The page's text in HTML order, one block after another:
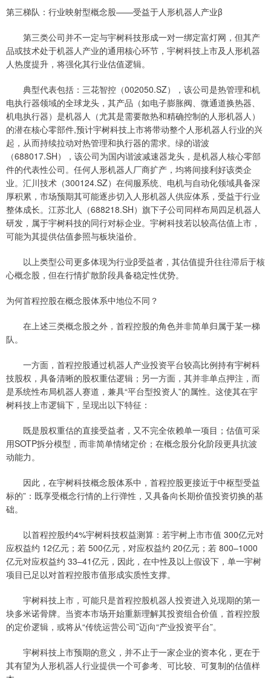
第三梯队：行业映射型概念股——受益于人形机器人产业β
第三类公司并不一定与宇树科技形成一对一绑定富灯网，但其产
品或技术处于机器人产业的通用核心环节，宇树科技上市及人形机器
人热度提升，将强化其行业估值逻辑。
典型代表包括：三花智控（002050.SZ），该公司是热管理和机
电执行器领域的全球龙头，其产品（如电子膨胀阀、微通道换热器、
机电执行器）是机器人（尤其是需要散热和精确控制的人形机器人）
的潜在核心零部件,预计宇树科技上市将带动整个人形机器人行业的兴
起，从而持续拉动对热管理和执行器的需求。绿的谐波
（688017.SH），该公司为国内谐波减速器龙头，是机器人核心零部
件的代表性公司。任何人形机器人厂商扩产，均将间接利好该类企
业。汇川技术（300124.SZ）在伺服系统、电机与自动化领域具备深
厚积累，市场预期其可能逐步切入人形机器人供应体系，受益于行业
整体成长。江苏北人（688218.SH）旗下子公司同样布局四足机器人
研发，属于宇树科技的同行对标企业。宇树科技若以较高估值上市，
可能为其提供估值参照与板块溢价。
以上类型公司更多体现为行业β受益者，其估值提升往往滞后于核
心概念股，但在行情扩散阶段具备稳定性优势。
为何首程控股在概念股体系中地位不同？
在上述三类概念股之外，首程控股的角色并非简单归属于某一梯
队。
一方面，首程控股通过机器人产业投资平台较高比例持有宇树科
技股权，具备清晰的股权重估逻辑；另一方面，其并非单点押注，而
是系统性布局机器人赛道，兼具“平台型投资人”的属性。这使其在宇
树科技上市逻辑下，呈现出以下特征：
既是股权重估的直接受益者，又不完全依赖单一项目；估值可采
用SOTP拆分模型，而非简单情绪定价；在概念股分化阶段更具抗波
动能力。
因此，在宇树科技概念股体系中，首程控股更接近于中枢型受益
标的”：既享受概念行情的上行弹性，又具备向长期价值投资切换的基
础。
以首程控股约4%宇树科技权益测算：若宇树上市市值 300亿元对
应权益约 12亿元；若 500亿元，对应权益约 20亿元；若 800–1000
亿元对应权益约 33–41亿元，因此，在中性及以上假设下，单一宇树
项目已足以对首程控股市值形成实质性支撑。
宇树科技上市，可能只是首程控股机器人投资进入兑现期的第一
块多米诺骨牌。当资本市场开始重新理解其投资组合价值，首程控股
的定价逻辑，或将从“传统运营公司”迈向“产业投资平台”。
宇树科技上市预期的意义，并不止于一家企业的资本化，更在于
其有望为人形机器人行业提供一个可参考、可比较、可复制的估值样